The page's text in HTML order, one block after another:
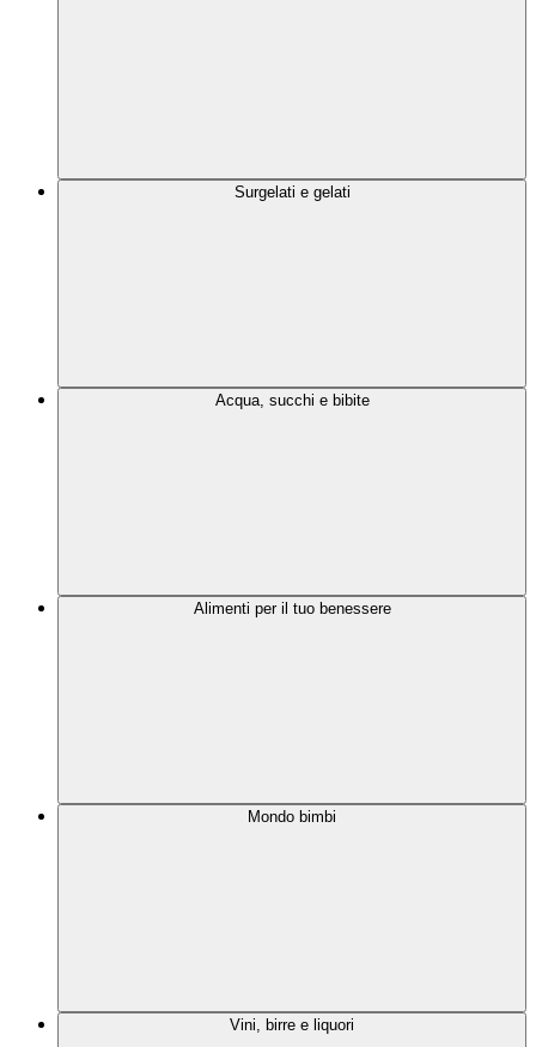
Surgelati e gelati
Acqua, succhi e bibite
Alimenti per il tuo benessere
Mondo bimbi
Vini, birre e liquori